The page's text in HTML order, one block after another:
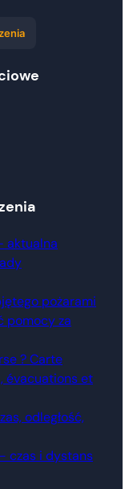
aktualna
pożarami
pomocy za
? Carte
évacuations et
odległość,
czas i dystans